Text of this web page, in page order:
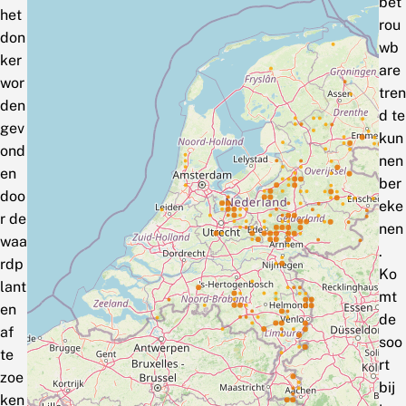
het
don
ker
wor
den
gev
ond
en
doo
r de
waa
rdp
lant
en
af
te
zoe
ken
rou
wb
are
tren
d te
kun
nen
ber
eke
nen
.
Ko
mt
de
soo
rt
bij